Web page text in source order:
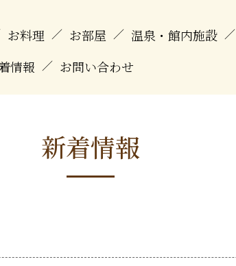
お料理 ／ お部屋 ／ 温泉・館内施設 ／
情報 ／ お問い合わせ
新着情報